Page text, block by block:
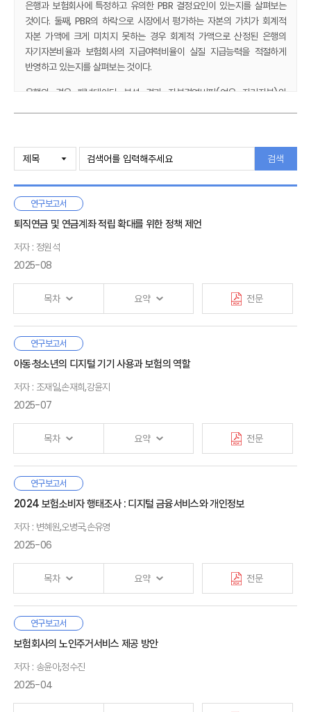
은행과 보험회사에 특정하고 유의한 PBR 결정요인이 있는지를 살펴보는
것이다. 둘째, PBR의 하락으로 시장에서 평가하는 자본의 가치가 회계적
자본 가액에 크게 미치지 못하는 경우 회계적 가액으로 산정된 은행의
자기자본비율과 보험회사의 지급여력비율이 실질 지급능력을 적절하게
반영하고 있는지를 살펴보는 것이다.
은행의 경우 패널데이터 분석 결과 자본경영버퍼(여유 자기자본)와
확보를 위한 혁신을 고무하며, 동태적 자본적정성 확보를 위한 유연한
배당정책을 고려할 필요가 있다. 보험회사의 경우 장단기 금리 상승폭이
클수록 부채의 시가평가에 따른 혜택 등을 반영하여 PBR이 유의하게
개선되고 신지급여력비율 도입과 지급여력비율의 상승 또한 PBR에
긍정적인 영향을 미친 것으로 나타났다. 향후 IFRS17 등 회계제도 정착 시
수익지표의 유의성이 커질 것으로 예상된다. 아울러 대체투자 등으로 최근
크게 늘어난 레벨3자산 비중은 PBR에 유의한 영향을 미치지 않았다.
한편, PBR을 감안한 시장가치 기준 자기자본비율 및 지급여력비율 시산
결과, 2023년 말 기준 대부분의 은행 및 보험회사가 최저기준을 충족하지
못하는 것으로 나타났다. 비록 시장가치 기준 지급능력이 낮게 나타난 은행
및 보험회사일수록 모형에 의한 부도확률이 높아지는지를 확인할 수는
없었지만, 은행 및 보험회사의 현재의 안정적인 건전성 유지뿐 아니라
혁신과 역동성 제고를 통한 미래의 건전성 확보도 중요하므로 PBR 등
시장가치 기준을 건전성 감독에 보완적으로 활용하는 것이 필요하다.
1. PBR과 밸류업 프로그램
2. 한국의 상장은행 및 보험회사의 PBR 현황
Ⅱ. 은행 및 보험회사의 PBR에 대한 선행연구
1. PBR의 유용성에 대한 선행연구
3. PBR 수준이 실질 자본적정성에 미치는 영향에 대한 선행연구
Ⅲ. 한국의 상장은행 및 보험회사의 PBR에 대한 실증분석 및 검토
1. PBR과 관련지표의 추세
3. PBR 수준이 실질 자본적정성에 미치는 영향에 대한 검토
Ⅳ. 결론 및 시사점
1. 밸류업 프로그램 추진 관련 시사점
2. 건전성 감독 관련 시사점
· 참고문헌
검색
연구보고서
퇴직연금 및 연금계좌 적립 확대를 위한 정책 제언
저자 : 정원석
2025-08
목차 요약 전문
우리나라의 노인빈곤율은 40%로 OECD 국가 중 가장 높은
수준이다. 이를 완화시키기 위해서는 우리 국민이 근로기에 충분한
내고 많이 받는 구조로 재정안정성에 관한 논의가 필요하므로
국민연금에 대한 추가적인 보장성 강화는 기대하기 어렵다. 따라서
적립한 만큼 연금을 수령하는 사적연금을 활성화하여 부족한
노후소득을 마련해야 한다.
기여하는 퇴직연금과 가입자가 스스로 연금자산을 적립하는
연금계좌를 들 수 있다. 퇴직연금은 400조 원 이상이 적립되어
있고, 적립금이 1,000조 원 이상으로 성장할 것으로 보이지만
적립금의 운용 수익률은 2%대로 낮은 수준이다. 가입자가
퇴직연금을 유지하고 노후자산으로 사용할 유인을 제공하기
위해서는 수익률 제고가 필수적이다. 그리고 개인이 스스로 연금을
적립하는 연금계좌에 대한 세제혜택의 경우 저축 여력이 적거나
산출세액이 0원인 과세미달자에게는 연금납입 유인 제공이
호주나 미국의 퇴직연금은 우리나라와 달리 높은 수익률을
기록하고 있는데 이는 가입자가 운용지시를 내리지 않는 경우
옵션 제도에 힘입은 바가 크다. 또한 이들 국가들의 경우
저소득층에는 추가적인 세제혜택을 지원한다는 점 역시 우리나라
연금정책에 참고할 시사점을 제공한다.
Ⅰ. 서론
1. 연구 배경
2. 선행연구
Ⅱ. 사적연금 현황
1. 퇴직연금
2. 연금계좌
3. 소결
Ⅲ. 해외사례
2. 미국
3. 소결
Ⅳ. 정책제언
2. 자산운용 측면
Ⅴ. 결론
· 참고문헌
연구보고서
아동·청소년의 디지털 기기 사용과 보험의 역할
저자 : 조재일,손재희,강윤지
2025-07
목차 요약 전문
스마트폰을 중심으로 한 디지털 기기 사용 시간이 일상생활의 상당
부분을 차지하고 있는 현실에서, 이로 인해 발생하는 다양한 건강
부상하고 있다. 이에 본 보고서는 디지털 기기의 과도한 사용이
한국 아동·청소년의 신체 건강, 정신적 안정성, 사회성 및 학교생활
전반에 미치는 영향을 실증적으로 분석하고, 이를 바탕으로 보장
체계 및 예방 정책에 대한 개선 방향을 제시하였다. 특히 본 연구는
전국 단위의 대표성 있는 패널 데이터를 활용하여 디지털 기기
사용과 건강·학교생활 관련 지표 간의 관계를 살펴보았다. 분석
결과, 디지털 기기 사용이 증가할수록 두통, 피로, 식욕 저하 등
신체적 불편감과 함께, 정서적 불안정성, 사회성 저하, 교우 및 사제
관계 악화 등 다양한 부정적 영향이 유의하게 나타났다. 본
연구에서는 2장의 정량 분석 결과에서 확인한 위험 요인의 보장
사각지대를 살펴보고, 위험 보장 방안과 예방 정책을 중심으로
Ⅰ. 서론
1. 연구 배경
2. 선행연구
3. 연구 목적, 차별성 및 구성
Ⅱ. 아동·청소년의 스마트폰 및 디지털 장비 이용이 미치는 영향
1. 아동·청소년의 스마트폰 이용과 영향 정량 분석
2. 정량 분석 요약
Ⅲ. 아동·청소년의 디지털 관련 리스크 보장·예방 현황 및 제언
2. 해외 사례
3. 종합 및 정책 제안
연구보고서
2024 보험소비자 행태조사 : 디지털 금융서비스와 개인정보
저자 : 변혜원,오병국,손유영
2025-06
목차 요약 전문
본 연구는 보험회사의 금융서비스 혁신과 새로운 영역으로의
서비스 확장을 위한 시사점과 소비자의 안전한 디지털
소비자실험을 실시하였다. 첫째, 보험 온라인 서비스의 사용
빈도와 소비자 만족도가 타 금융권에 비해 낮았는데, 디지털
보험서비스 확장을 위해서는 유용성, 편리성, 디자인, 신뢰성
Ⅰ. 서론
Ⅱ. 조사 개요
1. 설문 구성
2. 조사 방법 및 표본 특성
연구보고서
보험회사의 노인주거서비스 제공 방안
저자 : 송윤아,정수진
2025-04